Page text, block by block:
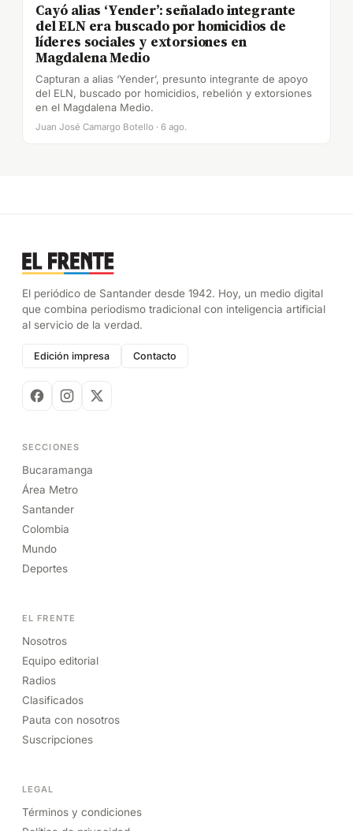
Cayó alias ‘Yender’: señalado integrante
del ELN era buscado por homicidios de
líderes sociales y extorsiones en
Magdalena Medio
Capturan a alias ‘Yender’, presunto integrante de apoyo
del ELN, buscado por homicidios, rebelión y extorsiones
en el Magdalena Medio.
Juan José Camargo Botello · 6 ago.
El periódico de Santander desde 1942. Hoy, un medio digital
que combina periodismo tradicional con inteligencia artificial
al servicio de la verdad.
Edición impresa Contacto
SECCIONES
Bucaramanga
Área Metro
Santander
Colombia
Mundo
Deportes
EL FRENTE
Nosotros
Equipo editorial
Radios
Clasificados
Pauta con nosotros
Suscripciones
LEGAL
Términos y condiciones